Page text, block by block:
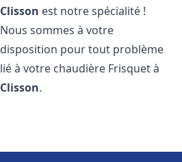
Clisson est notre spécialité !
Nous sommes à votre
disposition pour tout problème
lié à votre chaudière Frisquet à
Clisson.